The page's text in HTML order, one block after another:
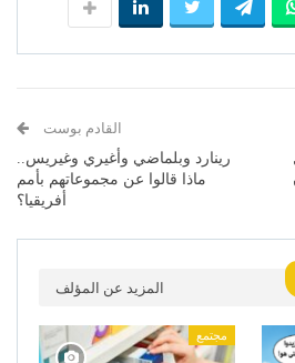
القادم بوست
رينارد وبلماضي وأغيري وغيريس..
ماذا قالوا عن مجموعاتهم بأمم
أفريقيا؟
المزيد عن المؤلف
مجتمع